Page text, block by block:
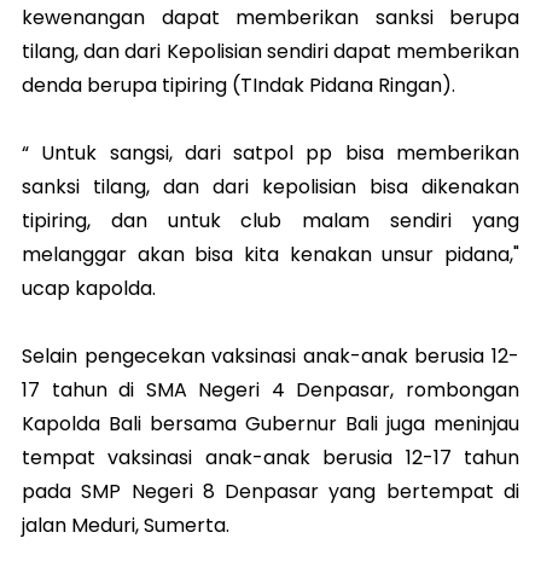
kewenangan dapat memberikan sanksi berupa
tilang, dan dari Kepolisian sendiri dapat memberikan
denda berupa tipiring (TIndak Pidana Ringan).
“ Untuk sangsi, dari satpol pp bisa memberikan
sanksi tilang, dan dari kepolisian bisa dikenakan
tipiring, dan untuk club malam sendiri yang
melanggar akan bisa kita kenakan unsur pidana,"
ucap kapolda.
Selain pengecekan vaksinasi anak-anak berusia 12-
17 tahun di SMA Negeri 4 Denpasar, rombongan
Kapolda Bali bersama Gubernur Bali juga meninjau
tempat vaksinasi anak-anak berusia 12-17 tahun
pada SMP Negeri 8 Denpasar yang bertempat di
jalan Meduri, Sumerta.